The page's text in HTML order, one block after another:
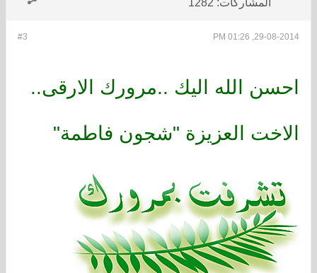
المشاركات: 1282
#3 29-08-2014, 01:26 PM
احسن الله اليك ..مرورك الارقى..
الاخت العزيزة "شجون فاطمة"